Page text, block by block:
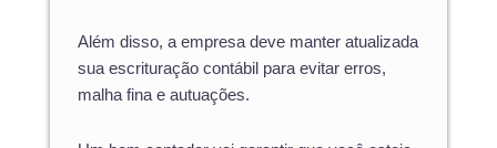
Além disso, a empresa deve manter atualizada
sua escrituração contábil para evitar erros,
malha fina e autuações.